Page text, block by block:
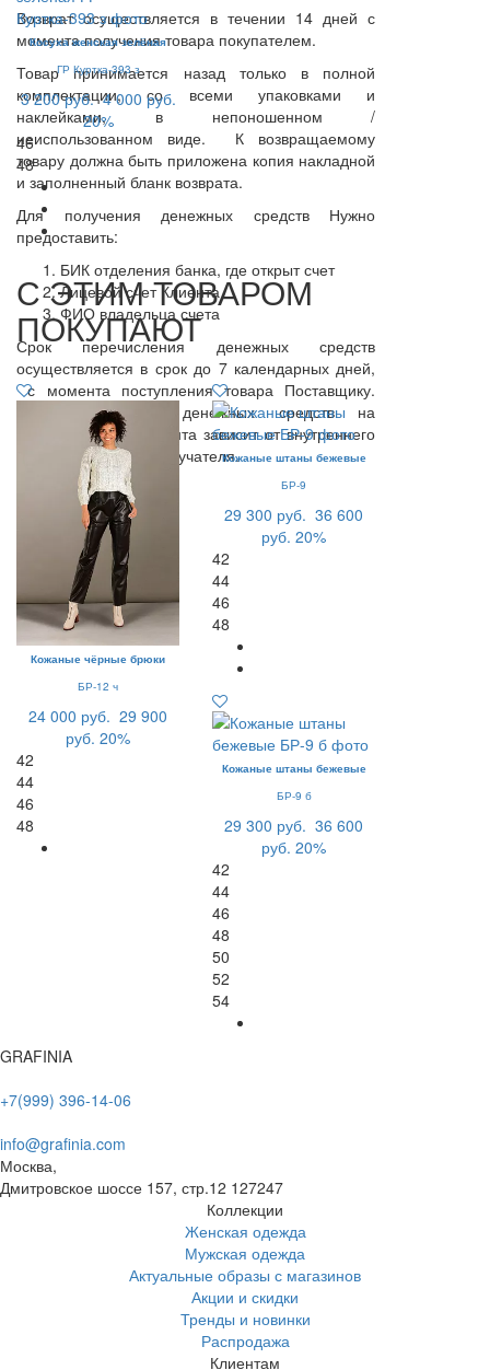
Возврат осуществляется в течении 14 дней с
момента получения товара покупателем.
Товар принимается назад только в полной
комплектации, со всеми упаковками и
наклейками, в непоношенном /
неиспользованном виде. К возвращаемому
товару должна быть приложена копия накладной
и заполненный бланк возврата.
Для получения денежных средств Нужно
предоставить:
БИК отделения банка, где открыт счет
Лицевой счет Клиента
ФИО владельца счета
Срок перечисления денежных средств
осуществляется в срок до 7 календарных дней,
с момента поступления товара Поставщику.
Срок зачисления денежных средств на
расчетный счет Клиента зависит от внутреннего
регламента банка-получателя.
Косуха женская зелёная
ГР Куртка-393 з
3 200 руб. 4 000 руб.
20%
46
48
С ЭТИМ ТОВАРОМ
ПОКУПАЮТ
Кожаные чёрные брюки
БР-12 ч
24 000 руб. 29 900
руб. 20%
42
44
46
48
Кожаные штаны бежевые
БР-9
29 300 руб. 36 600
руб. 20%
42
44
46
48
Кожаные штаны бежевые
БР-9 б
29 300 руб. 36 600
руб. 20%
42
44
46
48
50
52
54
GRAFINIA
+7(999) 396-14-06
info@grafinia.com
Москва,
Дмитровское шоссе 157, стр.12 127247
Коллекции
Женская одежда
Мужская одежда
Актуальные образы с магазинов
Акции и скидки
Тренды и новинки
Распродажа
Клиентам